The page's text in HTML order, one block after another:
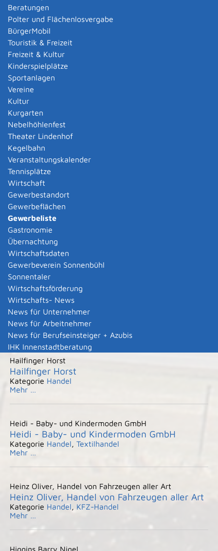
Beratungen
Polter und Flächenlosvergabe
BürgerMobil
Touristik & Freizeit
Freizeit & Kultur
Kinderspielplätze
Sportanlagen
Vereine
Kultur
Kurgarten
Nebelhöhlenfest
Theater Lindenhof
Kegelbahn
Veranstaltungskalender
Tennisplätze
Wirtschaft
Gewerbestandort
Gewerbeflächen
Gewerbeliste
Gastronomie
Übernachtung
Wirtschaftsdaten
Gewerbeverein Sonnenbühl
Sonnentaler
Wirtschaftsförderung
Wirtschafts- News
News für Unternehmer
News für Arbeitnehmer
News für Berufseinsteiger + Azubis
IHK Innenstadtberatung
Getränke Buck
Getränke Buck
Kurzbeschreibung
Ihr Getränkepartner mit dem zuverlässigen und
preisgünstigen
- Heimdienst
- Abholmarkt
- Festzeltverleih
Kategorie Getränkehandel
Mehr …
Getränke Maier GmbH
Getränke Maier GmbH
Kategorie Einzelhandel
Mehr …
Grießinger Sandra
Grießinger Sandra
Kategorie Handel
Mehr …
Hack Reifenhandel GmbH
Hack Reifenhandel GmbH
Kategorie Einzelhandel
Mehr …
Hailfinger Horst
Hailfinger Horst
Kategorie Handel
Mehr …
Heidi - Baby- und Kindermoden GmbH
Heidi - Baby- und Kindermoden GmbH
Kategorie Handel, Textilhandel
Mehr …
Heinz Oliver, Handel von Fahrzeugen aller Art
Heinz Oliver, Handel von Fahrzeugen aller Art
Kategorie Handel, KFZ-Handel
Mehr …
Higgins Barry Nigel